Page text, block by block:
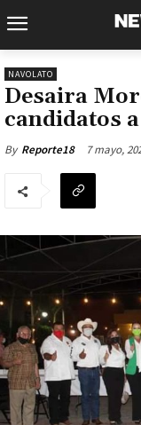
NAVOLATO
Desaira
candidatos
By Reporte18 7 mayo,